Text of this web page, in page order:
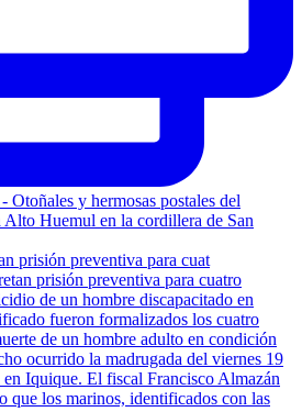
prisión preventiva para cuat